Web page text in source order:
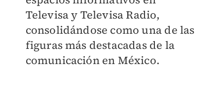
Televisa y Televisa Radio,
consolidándose como una de las
figuras más destacadas de la
comunicación en México.